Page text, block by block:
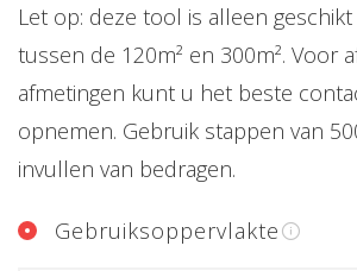
Let op: deze tool is alleen
tussen de 120m² en 300m². Voor
afmetingen kunt u het beste
opnemen. Gebruik stappen van
invullen van bedragen.
Gebruiksoppervlakte